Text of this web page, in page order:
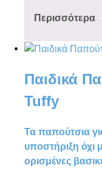
Περισσότερα
Παιδικά
Tuffy
Τα παπούτσια
υποστήριξη όχι
ορισμένες